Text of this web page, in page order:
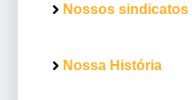
Nossos sindicatos
Nossa História